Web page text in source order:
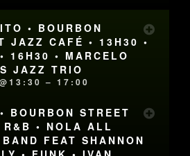
• BOURBON
JAZZ CAFÉ • 13H30 •
16H30 • MARCELO
JAZZ TRIO
– 17:00
BOURBON STREET
R&B • NOLA ALL
FEAT SHANNON